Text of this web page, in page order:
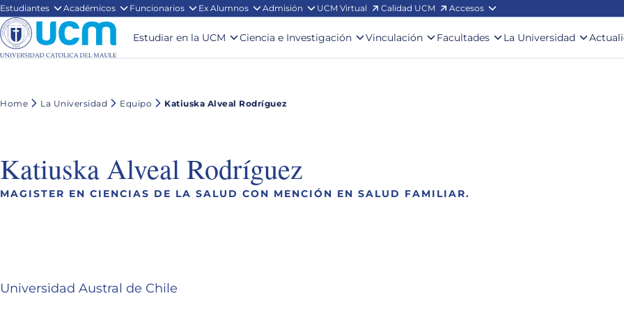
Estudiantes Académicos Funcionarios Ex Alumnos Admisión UCM Virtual Calidad UCM Accesos
Estudiar en la UCM Ciencia e Investigación Vinculación Facultades La Universidad
Home La Universidad Equipo Katiuska Alveal Rodríguez
Katiuska Alveal Rodríguez
MAGISTER EN CIENCIAS DE LA SALUD CON MENCIÓN EN SALUD FAMILIAR.
Universidad Austral de Chile